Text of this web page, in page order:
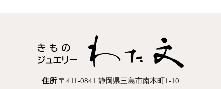
住所 〒411-0841 静岡県三島市南本町1-10